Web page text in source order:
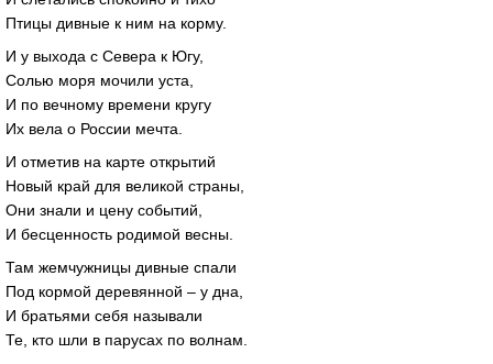
Птицы дивные к ним на корму.
И у выхода с Севера к Югу,
Солью моря мочили уста,
И по вечному времени кругу
Их вела о России мечта.
И отметив на карте открытий
Новый край для великой страны,
Они знали и цену событий,
И бесценность родимой весны.
Там жемчужницы дивные спали
Под кормой деревянной – у дна,
И братьями себя называли
Те, кто шли в парусах по волнам.